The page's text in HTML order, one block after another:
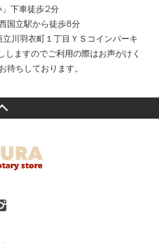
下車徒歩2分
国立駅から徒歩8分
川羽衣町１丁目ＹＳコインパーキ
しますのでご利用の際はお声がけく
待ちしております。